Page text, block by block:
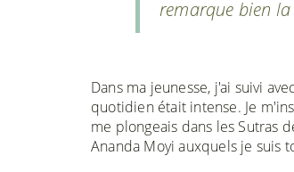
remarque bien la
Dans ma jeunesse, j'ai suivi
quotidien était intense. Je
me plongeais dans les Sutras
Ananda Moyi auxquels je suis